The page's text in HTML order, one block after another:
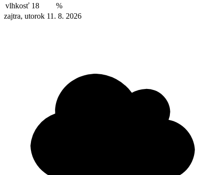
vlhkosť 18
%
zajtra, utorok 11. 8. 2026